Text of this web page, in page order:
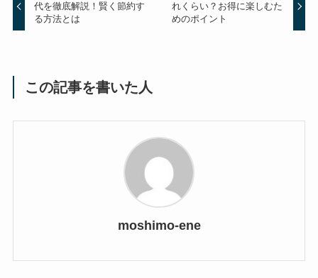
代を徹底解説！賢く節約す
る方法とは
れくらい？お得に楽しむた
めのポイント
この記事を書いた人
moshimo-ene